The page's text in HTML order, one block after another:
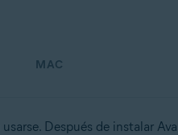
MAC
Después de instalar